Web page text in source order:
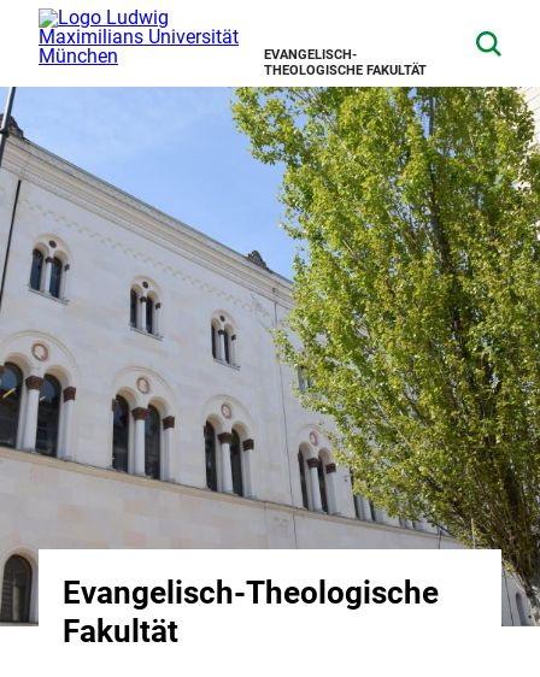
EVANGELISCH-
THEOLOGISCHE FAKULTÄT
Evangelisch-Theologische
Fakultät